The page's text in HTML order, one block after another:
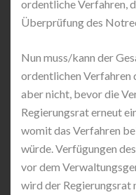
ordentliche Verfahren,
Überprüfung des
Nun muss/kann der
ordentlichen Verfahren
aber nicht, bevor die
Regierungsrat erneut
womit das Verfahren
würde. Verfügungen
vor dem
wird der Regierungsrat